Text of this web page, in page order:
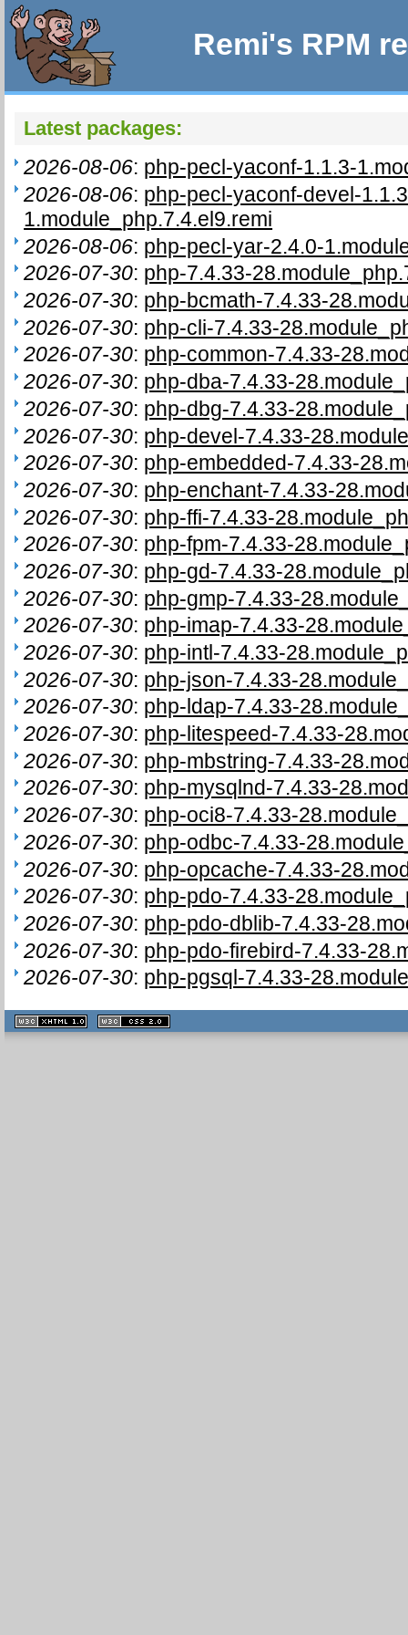
Remi's RPM
Latest packages:
2026-08-06: php-pecl-yaconf-1.1.3-
2026-08-06: php-pecl-yaconf-devel-
1.module_php.7.4.el9.remi
2026-08-06: php-pecl-yar-2.4.0-
2026-07-30: php-7.4.33-
2026-07-30: php-bcmath-7.4.33-
2026-07-30: php-cli-7.4.33-
2026-07-30: php-common-7.4.33-
2026-07-30: php-dba-7.4.33-
2026-07-30: php-dbg-7.4.33-
2026-07-30: php-devel-7.4.33-
2026-07-30: php-embedded-7.4.33-
2026-07-30: php-enchant-7.4.33-
2026-07-30: php-ffi-7.4.33-
2026-07-30: php-fpm-7.4.33-
2026-07-30: php-gd-7.4.33-
2026-07-30: php-gmp-7.4.33-
2026-07-30: php-imap-7.4.33-
2026-07-30: php-intl-7.4.33-
2026-07-30: php-json-7.4.33-
2026-07-30: php-ldap-7.4.33-
2026-07-30: php-litespeed-7.4.33-
2026-07-30: php-mbstring-7.4.33-
2026-07-30: php-mysqlnd-7.4.33-
2026-07-30: php-oci8-7.4.33-
2026-07-30: php-odbc-7.4.33-
2026-07-30: php-opcache-7.4.33-
2026-07-30: php-pdo-7.4.33-
2026-07-30: php-pdo-dblib-7.4.33-
2026-07-30: php-pdo-firebird-7.4.33-
2026-07-30: php-pgsql-7.4.33-
XHTML
1.1 valide
2.0 valide